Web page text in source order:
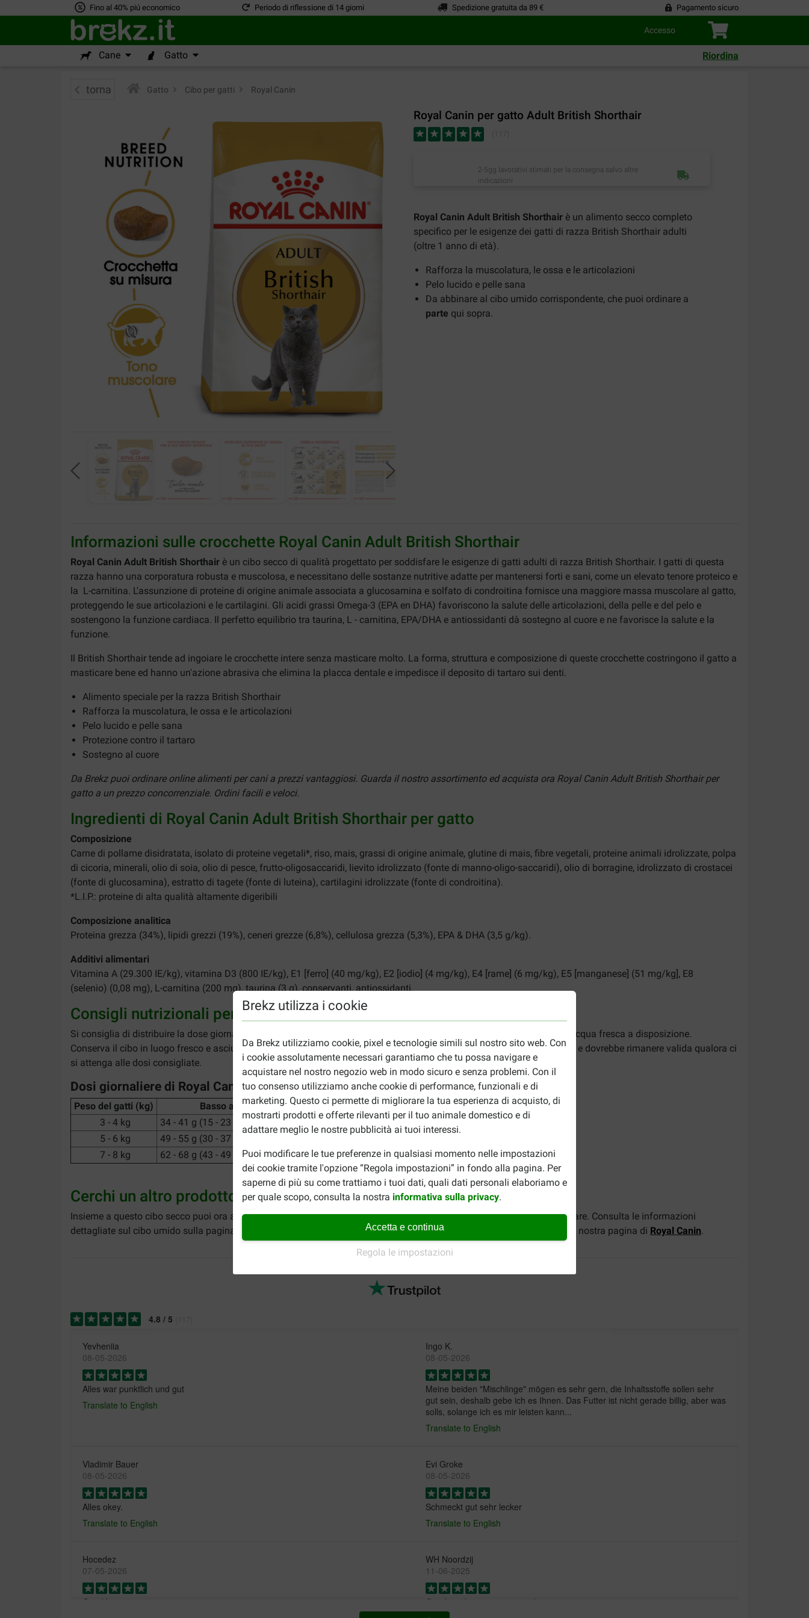
Fino al 40% piú economico Periodo di riflessione di 14 giorni Spedizione gratuita da 89 € Pagamento sicuro
Accesso
Cane Gatto Riordina
Brekz utilizza i cookie
Da Brekz utilizziamo cookie, pixel e tecnologie simili sul nostro sito web. Con
i cookie assolutamente necessari garantiamo che tu possa navigare e
acquistare nel nostro negozio web in modo sicuro e senza problemi. Con il
tuo consenso utilizziamo anche cookie di performance, funzionali e di
marketing. Questo ci permette di migliorare la tua esperienza di acquisto, di
mostrarti prodotti e offerte rilevanti per il tuo animale domestico e di
adattare meglio le nostre pubblicità ai tuoi interessi.
Puoi modificare le tue preferenze in qualsiasi momento nelle impostazioni
dei cookie tramite l'opzione “Regola impostazioni” in fondo alla pagina. Per
saperne di più su come trattiamo i tuoi dati, quali dati personali elaboriamo e
per quale scopo, consulta la nostra informativa sulla privacy.
Accetta e continua
Regola le impostazioni
torna Gatto Cibo per gatti Royal Canin
Royal Canin per gatto Adult British Shorthair
2-5gg lavorativi stimati per la consegna salvo altre
indicazioni
Royal Canin Adult British Shorthair è un alimento secco completo
specifico per le esigenze dei gatti di razza British Shorthair adulti
(oltre 1 anno di età).
Rafforza la muscolatura, le ossa e le articolazioni
Pelo lucido e pelle sana
Da abbinare al cibo umido corrispondente, che puoi ordinare a
parte qui sopra.
Informazioni sulle crocchette Royal Canin Adult British Shorthair
Royal Canin Adult British Shorthair è un cibo secco di qualità progettato per soddisfare le esigenze di gatti adulti di razza British Shorthair. I gatti di questa
razza hanno una corporatura robusta e muscolosa, e necessitano delle sostanze nutritive adatte per mantenersi forti e sani, come un elevato tenore proteico e
la L-carnitina. L'assunzione di proteine di origine animale associata a glucosamina e solfato di condroitina fornisce una maggiore massa muscolare al gatto,
proteggendo le sue articolazioni e le cartilagini. Gli acidi grassi Omega-3 (EPA en DHA) favoriscono la salute delle articolazioni, della pelle e del pelo e
sostengono la funzione cardiaca. Il perfetto equilibrio tra taurina, L - carnitina, EPA/DHA e antiossidanti dà sostegno al cuore e ne favorisce la salute e la
funzione.
Il British Shorthair tende ad ingoiare le crocchette intere senza masticare molto. La forma, struttura e composizione di queste crocchette costringono il gatto a
masticare bene ed hanno un'azione abrasiva che elimina la placca dentale e impedisce il deposito di tartaro sui denti.
Alimento speciale per la razza British Shorthair
Rafforza la muscolatura, le ossa e le articolazioni
Pelo lucido e pelle sana
Protezione contro il tartaro
Sostegno al cuore
Da Brekz puoi ordinare online alimenti per cani a prezzi vantaggiosi. Guarda il nostro assortimento ed acquista ora Royal Canin Adult British Shorthair per
gatto a un prezzo concorrenziale. Ordini facili e veloci.
Ingredienti di Royal Canin Adult British Shorthair per gatto
Composizione
Carne di pollame disidratata, isolato di proteine vegetali*, riso, mais, grassi di origine animale, glutine di mais, fibre vegetali, proteine animali idrolizzate, polpa
di cicoria, minerali, olio di soia, olio di pesce, frutto-oligosaccaridi, lievito idrolizzato (fonte di manno-oligo-saccaridi), olio di borragine, idrolizzato di crostacei
(fonte di glucosamina), estratto di tagete (fonte di luteina), cartilagini idrolizzate (fonte di condroitina).
*L.I.P.: proteine di alta qualità altamente digeribili
Composizione analitica
Proteina grezza (34%), lipidi grezzi (19%), ceneri grezze (6,8%), cellulosa grezza (5,3%), EPA & DHA (3,5 g/kg).
Additivi alimentari
Vitamina A (29.300 IE/kg), vitamina D3 (800 IE/kg), E1 [ferro] (40 mg/kg), E2 [iodio] (4 mg/kg), E4 [rame] (6 mg/kg), E5 [manganese] (51 mg/kg], E8
(selenio) (0,08 mg), L-carnitina (200 mg), taurina (3 g), conservanti, antiossidanti.
Consigli nutrizionali per Royal Canin Adult British Shorthair
Si consiglia di distribuire la dose giornaliera su due o più pasti. Fai in modo che il tuo gatto abbia sempre abbondante acqua fresca a disposizione.
Conserva il cibo in luogo fresco e asciutto, chiudendo bene la confezione. La data di scadenza si trova sulla confezione e dovrebbe rimanere valida qualora ci
si attenga alle dosi consigliate.
Dosi giornaliere di Royal Canin Adult British Shorthair 34
Peso del gatti (kg) Basso attivà
Normale attività / elevata
3 - 4 kg
34 - 41 g (15 - 23 g + 1 bustine) 42 - 52 g (24 - 33 g + 1 bustine)
5 - 6 kg
49 - 55 g (30 - 37 g + 1 bustine)
61 - 69 g (42 - 51 g + 1 bustine)
7 - 8 kg
62 - 68 g (43 - 49 g + 1 bustine) 77 - 85 g (59 - 66 g + 1 bustine)
Cerchi un altro prodotto?
Insieme a questo cibo secco puoi ora aggiungere facilmente al tuo ordine anche un alimento umido adeguato da abbinare. Consulta le informazioni
dettagliate sul cibo umido sulla pagina
Royal Canin Adult British Shorthair cibo umido. Per altri alimenti secchi visita la nostra pagina di Royal Canin.
4.8 / 5
Yevheniia
08-05-2026
Alles war punktlich und gut
Translate to English
Ingo K.
08-05-2026
Meine beiden "Mischlinge" mögen es sehr gern, die Inhaltsstoffe sollen sehr
gut sein, deshalb gebe ich es Ihnen. Das Futter ist nicht gerade billig, aber was
solls, solange ich es mir leisten kann...
Translate to English
Vladimir Bauer
08-05-2026
Alles okey.
Translate to English
Evi Groke
08-05-2026
Schmeckt gut sehr lecker
Translate to English
Hocedez
07-05-2026
Goed kattenvoer
WH Noordzij
11-06-2025
Goed product voor een goede prijs